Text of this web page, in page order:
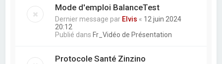
Mode d'emploi BalanceTest
Dernier message par Elvis « 12 juin 2024
20:12
Publié dansFr_Vidéo de Présentation
Protocole Santé Zinzino